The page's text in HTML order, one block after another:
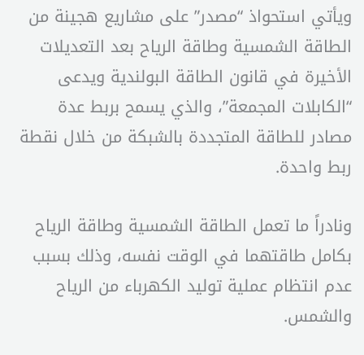
ويأتي استحواذ “مصدر” على مشاريع هجينة من
الطاقة الشمسية وطاقة الرياح بعد التعديلات
الأخيرة في قانون الطاقة البولندية ويدعى
“الكابلات المجمعة”، والذي يسمح بربط عدة
مصادر للطاقة المتجددة بالشبكة من خلال نقطة
ربط واحدة.
ونادراً ما تعمل الطاقة الشمسية وطاقة الرياح
بكامل طاقتهما في الوقت نفسه، وذلك بسبب
عدم انتظام عملية توليد الكهرباء من الرياح
والشمس.